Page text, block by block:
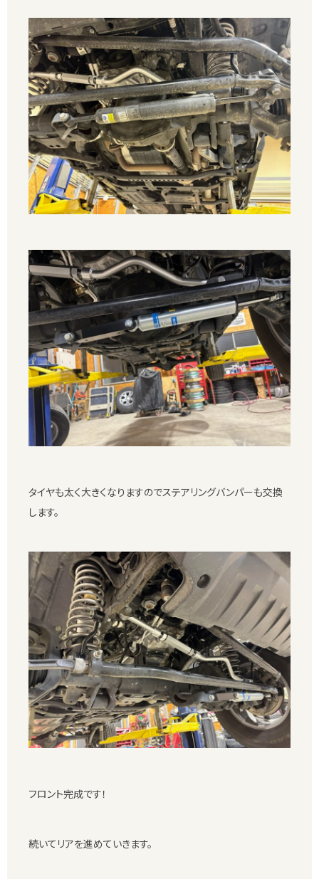
タイヤも太く大きくなりますのでステアリングバンパーも交換
します。
フロント完成です！
続いてリアを進めていきます。